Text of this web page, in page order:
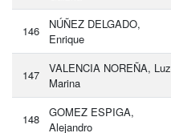
146
NÚÑEZ DELGADO,
Enrique
147
VALENCIA NOREÑA, Luz
Marina
148
GOMEZ ESPIGA,
Alejandro